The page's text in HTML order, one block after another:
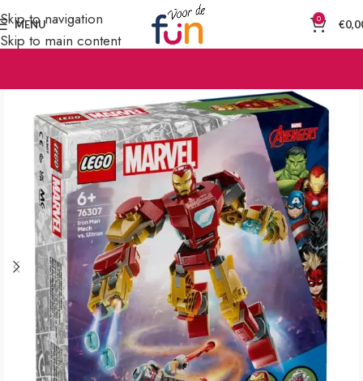
Skip to navigation
Skip to main content
MENU 0 €